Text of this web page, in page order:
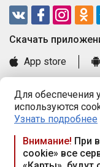
Для обеспечения
используются
Узнать подробнее
Внимание! При
cookie» все
Cкачать
App store
Книга замечаний и
Правила и документы
Praca.by ©
Республика
117а, пом. № 9.